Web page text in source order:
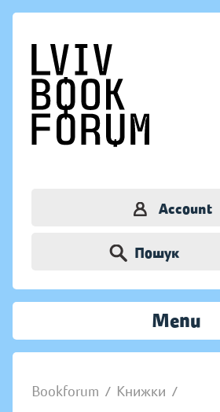
Account
Пошук
Menu
Bookforum / Книжки /